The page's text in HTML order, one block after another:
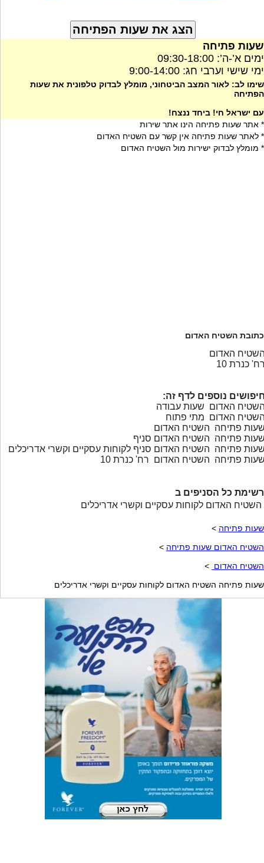
שעות פתיחה
ימים א’-ה’: 09:30-18:00
ימי שישי וערבי חג: 9:00-14:00
שימו לב: לאור המצב הביטחוני, מומלץ לבדוק טלפונית את שעות
הפתיחה
עם ישראל חי! ביחד ננצח!
* אתר שעות פתיחה הינו אתר שירות
* לאתר שעות פתיחה אין קשר עם השטיח האדום
* מומלץ לבדוק ישירות מול השטיח האדום
כתובת השטיח האדום
האדום
כנרת 10
נוספים לדף זה:
האדום שעות עבודה
האדום מתי פתוח
פתיחה השטיח האדום
פתיחה השטיח האדום סניף
פתיחה השטיח האדום סניף לקוחות עסקיים וקשרי אדריכלים
פתיחה השטיח האדום רח' כנרת 10
רשימת כל הסניפים ב
שעות פתיחה >
השטיח האדום שעות פתיחה >
השטיח האדום >
שעות פתיחה השטיח האדום לקוחות עסקיים וקשרי אדריכלים